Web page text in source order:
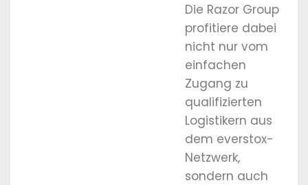
Die Razor Group
profitiere dabei
nicht nur vom
einfachen
Zugang zu
qualifizierten
Logistikern aus
dem everstox-
Netzwerk,
sondern auch